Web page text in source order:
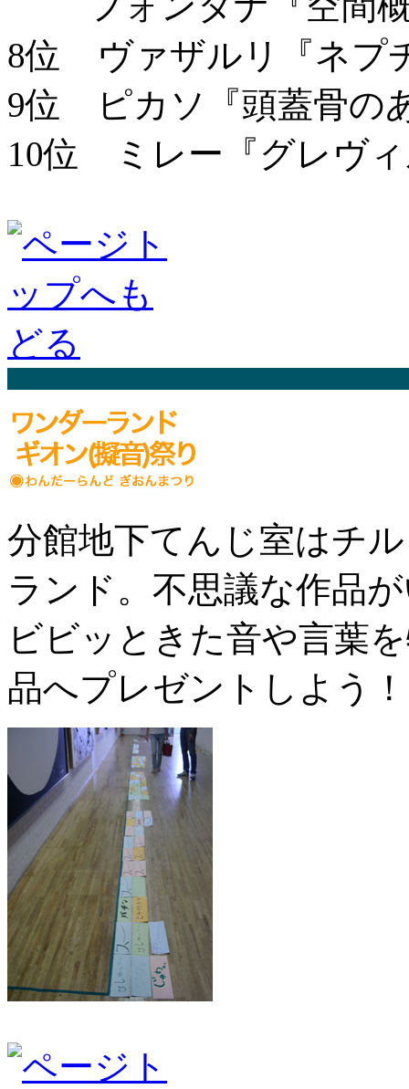
8位 ヴァザルリ『ネプ
9位 ピカソ『頭蓋骨の
10位 ミレー『グレヴ
分館地下てんじ室はチ
ランド。不思議な作品
ビビッときた音や言葉
品へプレゼントしよう！